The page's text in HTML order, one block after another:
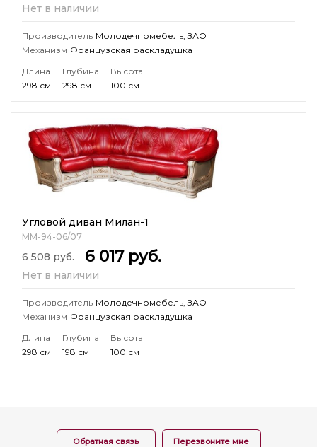
Нет в наличии
Производитель Молодечномебель, ЗАО
Механизм Французская раскладушка
Длина
298 см
Глубина
298 см
Высота
100 см
Угловой диван Милан-1
ММ-94-06/07
6 508 руб. 6 017 руб.
Нет в наличии
Производитель Молодечномебель, ЗАО
Механизм Французская раскладушка
Длина
298 см
Глубина
198 см
Высота
100 см
Обратная связь Перезвоните мне